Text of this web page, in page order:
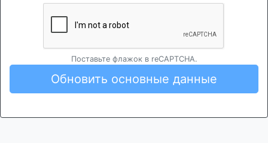
Поставьте флажок в reCAPTCHA.
Обновить основные данные